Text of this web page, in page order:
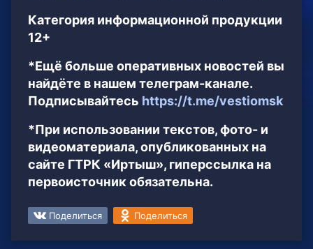
Категория информационной продукции
12+
*Ещё больше оперативных новостей вы
найдёте в нашем телеграм-канале.
Подписывайтесь https://t.me/vestiomsk
*При использовании текстов, фото- и
видеоматериала, опубликованных на
сайте ГТРК «Иртыш», гиперссылка на
первоисточник обязательна.
Поделиться Поделиться